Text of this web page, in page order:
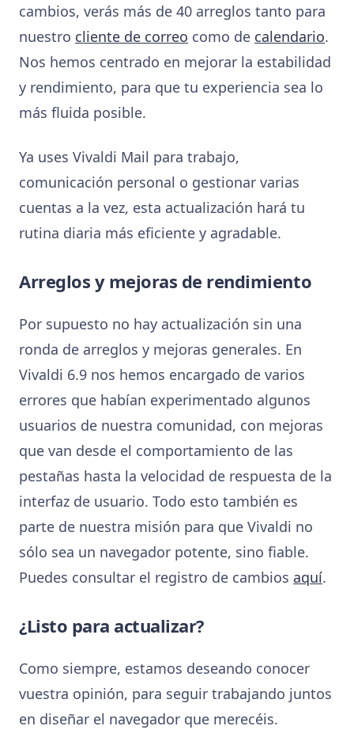
cambios, verás más de 40 arreglos tanto para
nuestro cliente de correo como de calendario.
Nos hemos centrado en mejorar la estabilidad
y rendimiento, para que tu experiencia sea lo
más fluida posible.
Ya uses Vivaldi Mail para trabajo,
comunicación personal o gestionar varias
cuentas a la vez, esta actualización hará tu
rutina diaria más eficiente y agradable.
Arreglos y mejoras de rendimiento
Por supuesto no hay actualización sin una
ronda de arreglos y mejoras generales. En
Vivaldi 6.9 nos hemos encargado de varios
errores que habían experimentado algunos
usuarios de nuestra comunidad, con mejoras
que van desde el comportamiento de las
pestañas hasta la velocidad de respuesta de la
interfaz de usuario. Todo esto también es
parte de nuestra misión para que Vivaldi no
sólo sea un navegador potente, sino fiable.
Puedes consultar el registro de cambios aquí.
¿Listo para actualizar?
Como siempre, estamos deseando conocer
vuestra opinión, para seguir trabajando juntos
en diseñar el navegador que merecéis.